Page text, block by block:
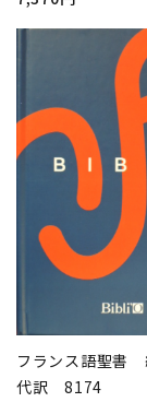
フランス語聖
代訳 8174